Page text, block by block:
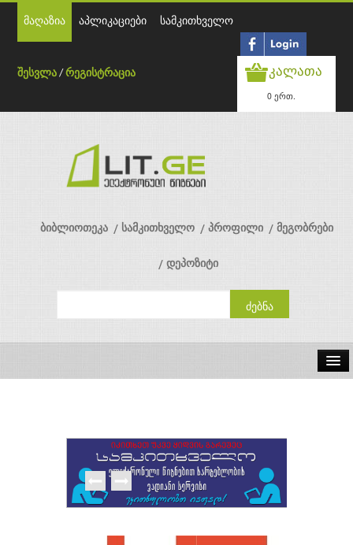
მაღაზია აპლიკაციები სამკითხველო
შესვლა /რეგისტრაცია კალათა
0 ერთ.
ბიბლიოთეკა სამკითხველო პროფილი მეგობრები
დეპოზიტი
გამომცემლობები